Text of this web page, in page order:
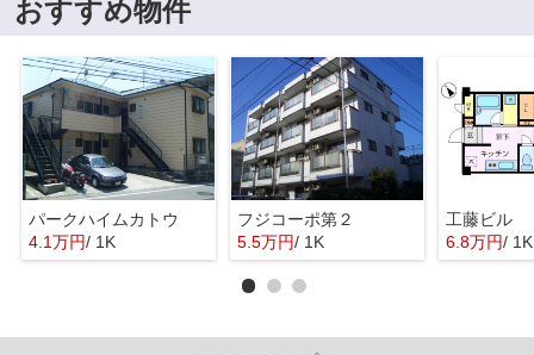
おすすめ物件
パークハイムカトウ
4.1万円/ 1K
フジコーポ第２
5.5万円/ 1K
工藤ビル
6.8万円/ 1K